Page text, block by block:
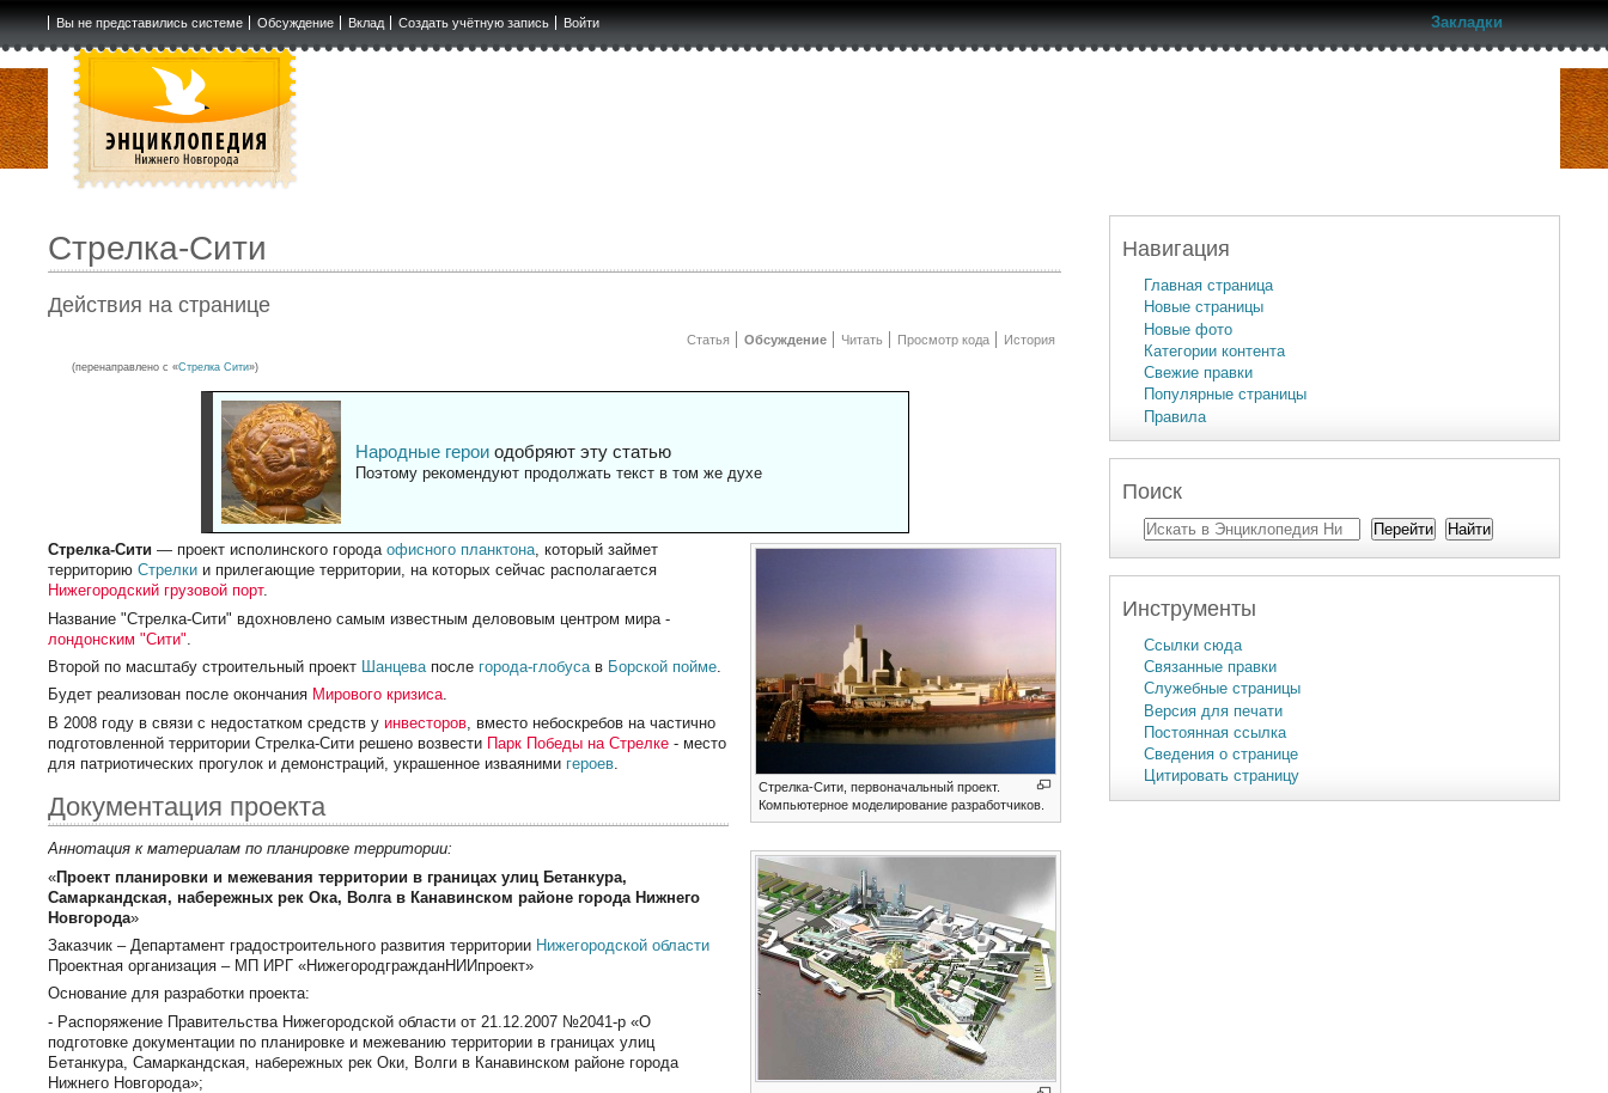
Вы не представились системе Обсуждение Вклад Создать учётную запись Войти Закладки
Стрелка-Сити
Действия на странице
Статья Обсуждение Читать Просмотр кода История
(перенаправлено с «Стрелка Сити»)
Народные героиодобряют эту статью
Поэтому рекомендуют продолжать текст в том же духе
Стрелка-Сити, первоначальный проект.
Компьютерное моделирование разработчиков.
Стрелка-Сити — проект исполинского городаофисного планктона, который займет
территориюСтрелки и прилегающие территории, на которых сейчас располагается
Нижегородский грузовой порт.
Название "Стрелка-Сити" вдохновлено самым известным делововым центром мира -
лондонским "Сити"
Второй по масштабу строительный проект Шанцевапосле города-глобусав Борской пойме.
Будет реализован после окончания Мирового кризиса.
В 2008 году в связи с недостатком средств уинвесторов , вместо небоскребов на частично
подготовленной территории Стрелка-Сити решено возвести Парк Победы на Стрелке - место
для патриотических прогулок и демонстраций, украшенное изваяними героев
Документация проекта
Аннотация к материалам по планировке территории:
«Проект планировки и межевания территории в границах улиц Бетанкура,
Самаркандская, набережных рек Ока, Волга в Канавинском районе города Нижнего
Новгорода»
Заказчик – Департамент градостроительного развития территории Нижегородской области
Проектная организация – МП ИРГ «НижегородгражданНИИпроект»
Основание для разработки проекта:
- Распоряжение Правительства Нижегородской области от 21.12.2007 №2041-р «О
подготовке документации по планировке и межеванию территории в границах улиц
Бетанкура, Самаркандская, набережных рек Оки, Волги в Канавинском районе города
Нижнего Новгорода»;
Навигация
Главная страница
Новые страницы
Новые фото
Категории контента
Свежие правки
Популярные страницы
Правила
Поиск
Инструменты
Ссылки сюда
Связанные правки
Служебные страницы
Версия для печати
Постоянная ссылка
Сведения о странице
Цитировать страницу